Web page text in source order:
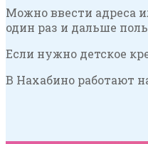
Можно ввести адреса
один раз и дальше
Если нужно детское
В Нахабино работают